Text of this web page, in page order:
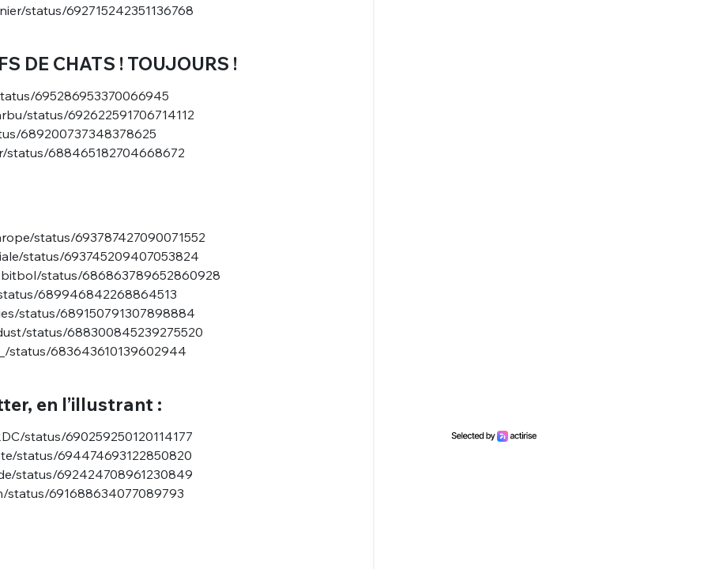
status/692715242351136768
DE CHATS ! TOUJOURS !
695286953370066945
status/692622591706714112
689200737348378625
status/688465182704668672
status/693787427090071552
status/693745209407053824
status/686863789652860928
689946842268864513
status/689150791307898884
status/688300845239275520
status/683643610139602944
en l’illustrant :
status/690259250120114177
status/694474693122850820
status/692424708961230849
status/691688634077089793